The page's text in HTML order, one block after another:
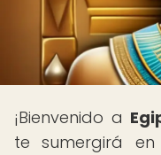
¡Bienvenido a
te sumergirá